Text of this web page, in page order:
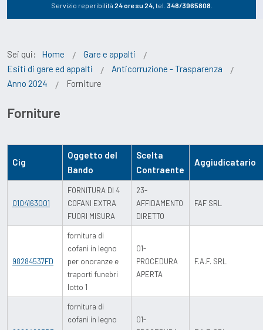
Servizio reperibilità 24 ore su 24, tel. 348/3965808
Sei qui: Home
Gare e appalti
Esiti di gare ed appalti
Anticorruzione - Trasparenza
Anno 2024
Forniture
Forniture
Cig
Oggetto del
Bando
Scelta
Contraente
Aggiudicatario
0104163001
FORNITURA DI 4
COFANI EXTRA
FUORI MISURA
23-
AFFIDAMENTO
DIRETTO
FAF SRL
98284537FD
fornitura di
cofani in legno
per onoranze e
traporti funebri
lotto 1
01-
PROCEDURA
APERTA
F.A.F. SRL
fornitura di
cofani in legno
01-